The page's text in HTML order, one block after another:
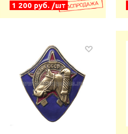
1 200 руб. /шт